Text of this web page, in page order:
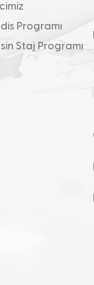
Programı
Staj Programı